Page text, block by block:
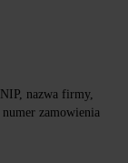
nazwa firmy,
zamowienia